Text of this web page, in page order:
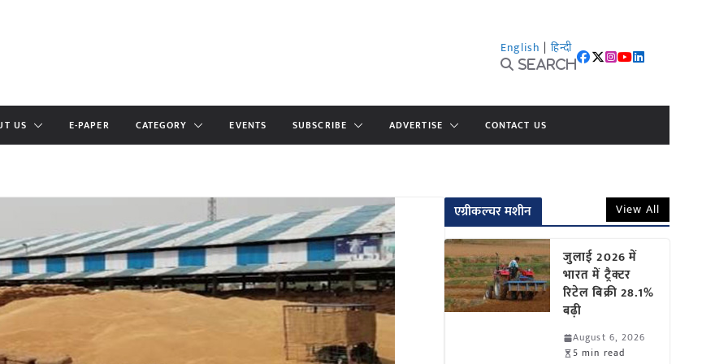
English | हिन्दी
Search
US E-PAPER CATEGORY EVENTS SUBSCRIBE ADVERTISE CONTACT US
एग्रीकल्चर मशीन View All
जुलाई 2026 में
भारत में ट्रैक्टर
रिटेल बिक्री 28.1%
बढ़ी
August 6, 2026
5 min read